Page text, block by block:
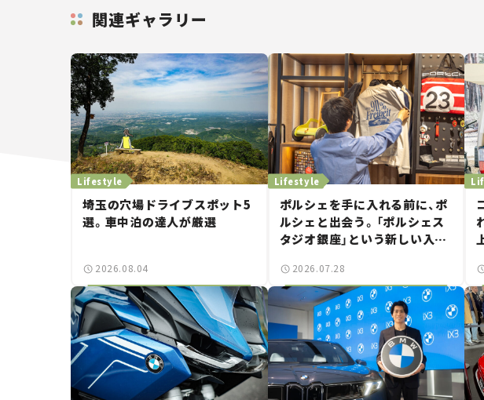
関連ギャラリー
Lifestyle
埼玉の穴場ドライブスポット5
選。車中泊の達人が厳選
2026.08.04
Lifestyle
ポルシェを手に入れる前に、ポ
ルシェと出会う。「ポルシェス
タジオ銀座」という新しい入口
する？＜第14回＞
2026.07.28